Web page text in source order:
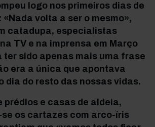
logo nos primeiros dias de
volta a ser o mesmo»,
catadupa, especialistas
TV e na imprensa em Março
ter sido apenas mais uma frase
era a única que apontava
dia do resto das nossas vidas.
prédios e casas de aldeia,
os cartazes com arco-íris